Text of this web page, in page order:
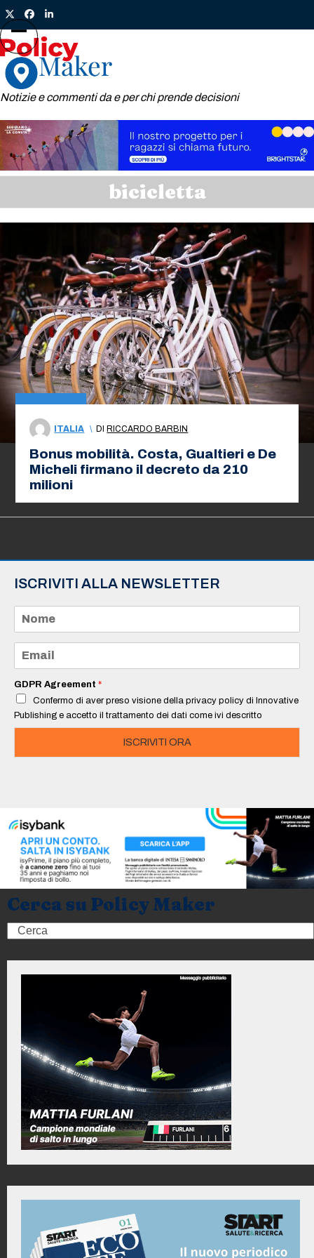
Skip
to
content
TwitterFacebook
LinkedIn
Notizie e commenti da e per chi prende decisioni
Open
mobile
menu
Close
mobile
menu
bicicletta
ITALIA \ DIRICCARDO BARBIN
Bonus mobilità. Costa, Gualtieri e De
Micheli firmano il decreto da 210
milioni
ISCRIVITI ALLA NEWSLETTER
m
e
a
i
*
GDPR Agreement *
Confermo di aver preso visione della privacy policy di Innovative
Publishing e accetto il trattamento dei dati come ivi descritto
ISCRIVITI ORA
Cerca su Policy Maker
Search